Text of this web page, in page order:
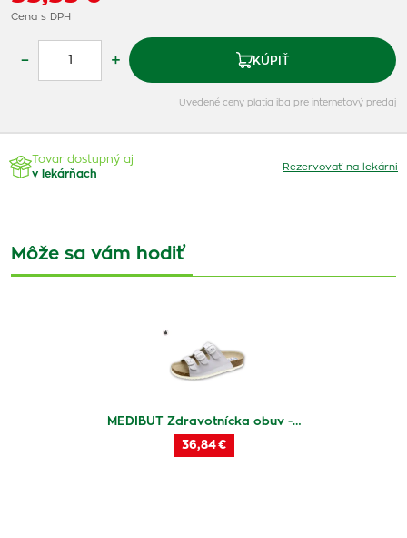
Cena s DPH
– + KÚPIŤ
Uvedené ceny platia iba pre internetový predaj
Tovar dostupný aj
v lekárňach
Rezervovať na lekárni
Môže sa vám hodiť
MEDIBUT Zdravotnícka obuv -…
36,84 €